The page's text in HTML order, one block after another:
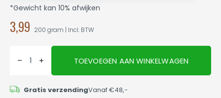
*Gewicht kan 10% afwijken
3,99 200 gram | Incl. BTW
TOEVOEGEN AAN WINKELWAGEN
Gratis verzendingVanaf €48,-